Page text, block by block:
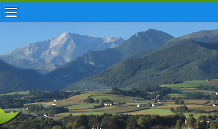
ACCUEIL / INFOS
MUNICIPALITÉ
VIE LOCALE
ENFANCE
TOURISME